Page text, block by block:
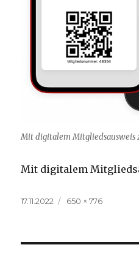
Mit digitalem Mitgliedsausweis
Mit digitalem
Veröffentlicht
17.11.2022
Volle
650 × 776